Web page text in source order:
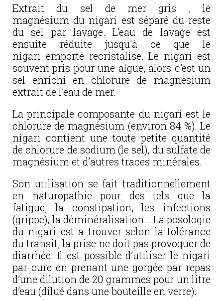
Extrait du sel de mer gris , le
magnésium du nigari est séparé du reste
du sel par lavage. L’eau de lavage est
ensuite réduite jusqu’à ce que le
nigari emporté recristalise. Le nigari est
souvent pris pour une algue, alors c’est un
sel enrichi en chlorure de magnésium
extrait de l’eau de mer.
La principale composante du nigari est le
chlorure de magnésium (environ 84 %). Le
nigari contient une toute petite quantité
de chlorure de sodium (le sel), du sulfate de
magnésium et d’autres traces minérales.
Son utilisation se fait traditionnellement
en naturopathie pour des tels que la
fatigue, la constipation, les infections
(grippe), la déminéralisation… La posologie
du nigari est a trouver selon la tolérance
du transit, la prise ne doit pas provoquer de
diarrhée. Il est possible d’utiliser le nigari
par cure en prenant une gorgée par repas
d’une dilution de 20 grammes pour un litre
d’eau (dilué dans une bouteille en verre).